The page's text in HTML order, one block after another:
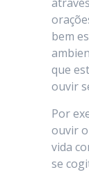
bem
que
ouvir
Por
ouvir
vida
se